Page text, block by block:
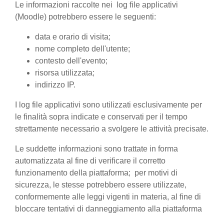
Le informazioni raccolte nei log file applicativi
(Moodle) potrebbero essere le seguenti:
data e orario di visita;
nome completo dell'utente;
contesto dell'evento;
risorsa utilizzata;
indirizzo IP.
I log file applicativi sono utilizzati esclusivamente per
le finalità sopra indicate e conservati per il tempo
strettamente necessario a svolgere le attività precisate.
Le suddette informazioni sono trattate in forma
automatizzata al fine di verificare il corretto
funzionamento della piattaforma; per motivi di
sicurezza, le stesse potrebbero essere utilizzate,
conformemente alle leggi vigenti in materia, al fine di
bloccare tentativi di danneggiamento alla piattaforma